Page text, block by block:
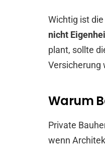
Wichtig ist
nicht
plant, sollte
Versicherung
Warum
Private
wenn